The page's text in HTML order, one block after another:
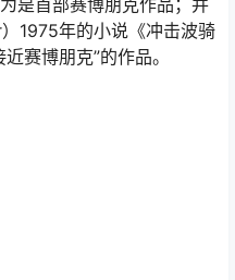
是首部赛博朋克作品；并
1975年的小说《冲击波骑
赛博朋克”的作品。